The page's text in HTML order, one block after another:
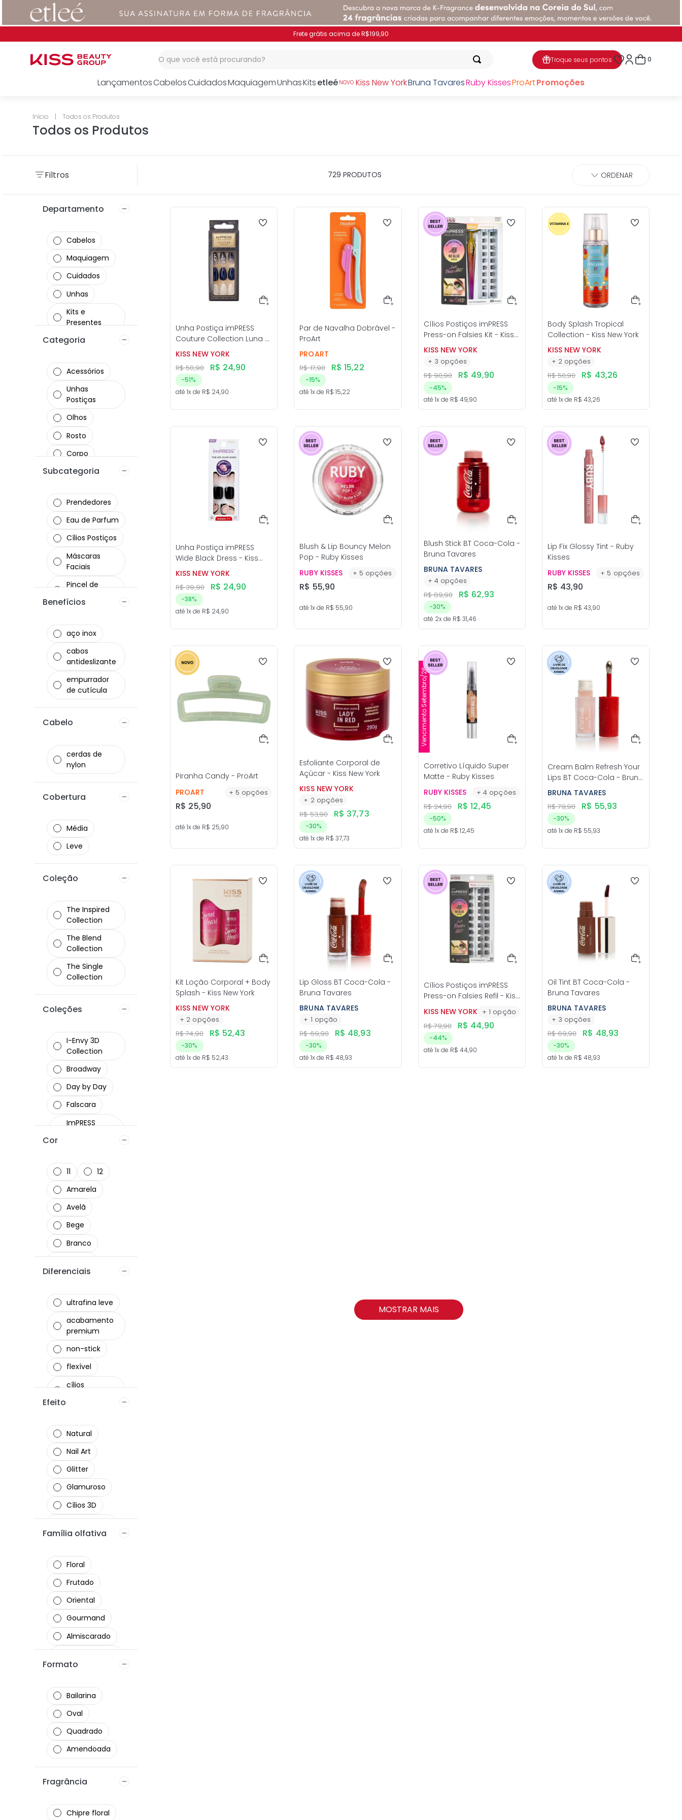
Pague no PIX e ganhe 7% OFF
O que você está procurando?
Troque seus pontos 0
LançamentosCabelosCuidadosMaquiagemUnhasKitsetleé NOVO Kiss New YorkBruna TavaresRuby KissesProArtPromoções
Todos os Produtos
Todos os Produtos
Filtros
Departamento
Cabelos
Maquiagem
Cuidados
Unhas
Kits e
Presentes
ProArt
Categoria
Acessórios
Unhas
Postiças
Olhos
Rosto
Corpo
Pentes
Escovas
Cuidados
Eletrônicos
Subcategoria
Prendedores
Eau de Parfum
Cílios Postiços
Máscaras
Faciais
Pincel de
Plástico
Cachos
Uso Diário
Gloss e Brilho
Benefícios
aço inox
cabos
antideslizante
empurrador
de cutícula
Cabelo
cerdas de
nylon
Cobertura
Média
Leve
Coleção
The Inspired
Collection
The Blend
Collection
The Single
Collection
Coleções
I-Envy 3D
Collection
Broadway
Day by Day
Falscara
ImPRESS
Cor
11
12
Amarela
Avelã
Bege
Branco
Café
Diferenciais
ultrafina leve
acabamento
premium
non-stick
flexível
cílios
aço inoxidável
24h de
durabilidade
para todos os
tipos de pele
fórmula
vegana
Efeito
Natural
Nail Art
Glitter
Glamuroso
Cílios 3D
cintilante
glossy
hidratante
Família olfativa
Floral
Frutado
Oriental
Gourmand
Almiscarado
Frutado
Formato
Bailarina
Oval
Quadrado
Amendoada
Fragrância
Chipre floral
729PRODUTOS
Unha Postiça imPRESS
Couture Collection Luna -
Kiss New York
KISS NEW YORK
R$ 50,90 R$ 24,90
-51%
até1x de R$ 24,90
Par de Navalha Dobrável -
ProArt
PROART
R$ 17,90 R$ 15,22
-15%
até1x de R$ 15,22
Cílios Postiços imPRESS
Press-on Falsies Kit - Kiss
New York
KISS NEW YORK
+ 3 opções
R$ 90,90 R$ 49,90
-45%
até 1x de R$ 49,90
Body Splash Tropical
Collection - Kiss New York
KISS NEW YORK
+ 2opções
R$ 50,90 R$ 43,26
-15%
até 1x de R$ 43,26
Unha Postiça imPRESS
Wide Black Dress - Kiss
New York
KISS NEW YORK
R$ 39,90 R$ 24,90
-38%
até1x de R$ 24,90
Blush & Lip Bouncy Melon
Pop - Ruby Kisses
RUBY KISSES
+ 5 opções
R$ 55,90
até1x de R$ 55,90
Blush Stick BT Coca-Cola -
Bruna Tavares
BRUNA TAVARES
+ 4opções
R$ 89,90 R$ 62,93
-30%
até 2x de R$ 31,46
Lip Fix Glossy Tint - Ruby
Kisses
RUBY KISSES
+ 5 opções
R$ 43,90
até 1x de R$ 43,90
Piranha Candy - ProArt
PROART
+ 5 opções
R$ 25,90
até1x de R$ 25,90
Esfoliante Corporal de
Açúcar - Kiss New York
KISS NEW YORK
+ 2opções
R$ 53,90 R$ 37,73
-30%
até1x de R$ 37,73
Vencimento Setembro/26
Corretivo Líquido Super
Matte - Ruby Kisses
RUBY KISSES
+4 opções
R$ 24,90 R$ 12,45
-50%
até 1x de R$ 12,45
Cream Balm Refresh Your
Lips BT Coca-Cola - Bruna
Tavares
BRUNA TAVARES
R$ 79,90 R$ 55,93
-30%
até 1x de R$ 55,93
Kit Loção Corporal + Body
Splash - Kiss New York
KISS NEW YORK
+ 2 opções
R$ 74,90 R$ 52,43
-30%
até1x de R$ 52,43
Lip Gloss BT Coca-Cola -
Bruna Tavares
BRUNA TAVARES
+ 1 opção
R$ 69,90 R$ 48,93
-30%
até1x de R$ 48,93
Cílios Postiços imPRESS
Press-on Falsies Refil - Kiss
KISS NEW YORK +1 opção
R$ 79,90 R$ 44,90
-44%
até 1x de R$ 44,90
Oil Tint BT Coca-Cola -
Bruna Tavares
BRUNA TAVARES
+ 3 opções
R$ 69,90 R$ 48,93
-30%
até 1x de R$ 48,93
MOSTRAR MAIS
corretivo
2º impress
3º body splash